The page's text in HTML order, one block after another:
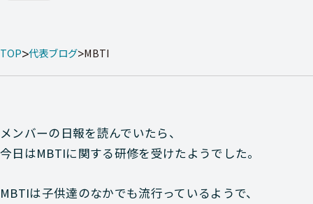
TOP 代表ブログ MBTI
メンバーの日報を読んでいたら、
今日はMBTIに関する研修を受けたようでした。
MBTIは子供達のなかでも流行っているようで、